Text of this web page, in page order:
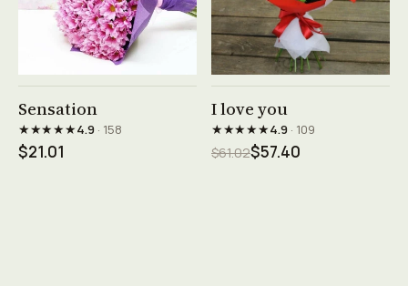
Sensation
★★★★★4.9· 158
$21.01
I love you
★★★★★4.9· 109
$61.02$57.40